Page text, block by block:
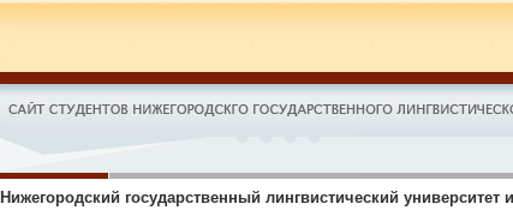
Нижегородский государственный лингвистический